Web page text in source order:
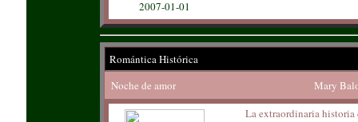
2007-01-01
Romántica Histórica
Noche de amor
Mary
La extraordinaria historia